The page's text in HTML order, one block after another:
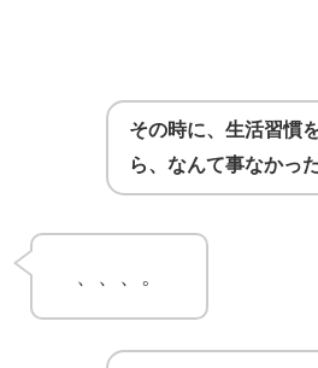
その時に、生活習慣
ら、なんて事なかっ
、、、。